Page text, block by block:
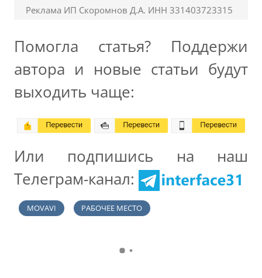
Реклама ИП Скоромнов Д.А. ИНН 331403723315
Помогла статья? Поддержи
автора и новые статьи будут
выходить чаще:
Или подпишись на наш
Телеграм-канал:
MOVAVI РАБОЧЕЕ МЕСТО